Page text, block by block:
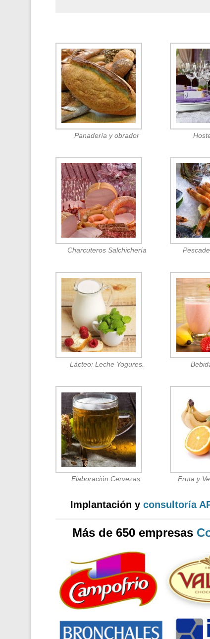
Panadería y obrador
Charcuteros Salchichería
Lácteo: Leche Yogures.
Elaboración Cervezas. Fruta y
Implantación y consultoría
Más de 650 empresas